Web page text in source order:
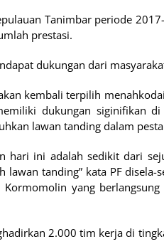
Tanimbar periode
prestasi.
dukungan dari
kembali terpilih
dukungan siginifikan
lawan tanding dalam
hari ini adalah sedikit dari
lawan tanding” kata PF
Kormomolin yang
2.000 tim kerja di